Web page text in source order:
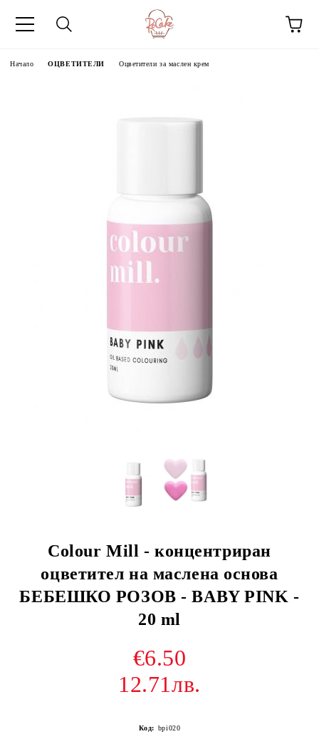
Начало ОЦВЕТИТЕЛИ Оцветители за маслен крем
Colour Mill - концентриран
оцветител на маслена основа
БЕБЕШКО РОЗОВ - BABY PINK -
20 ml
€6.50
12.71лв.
Код: bpi020